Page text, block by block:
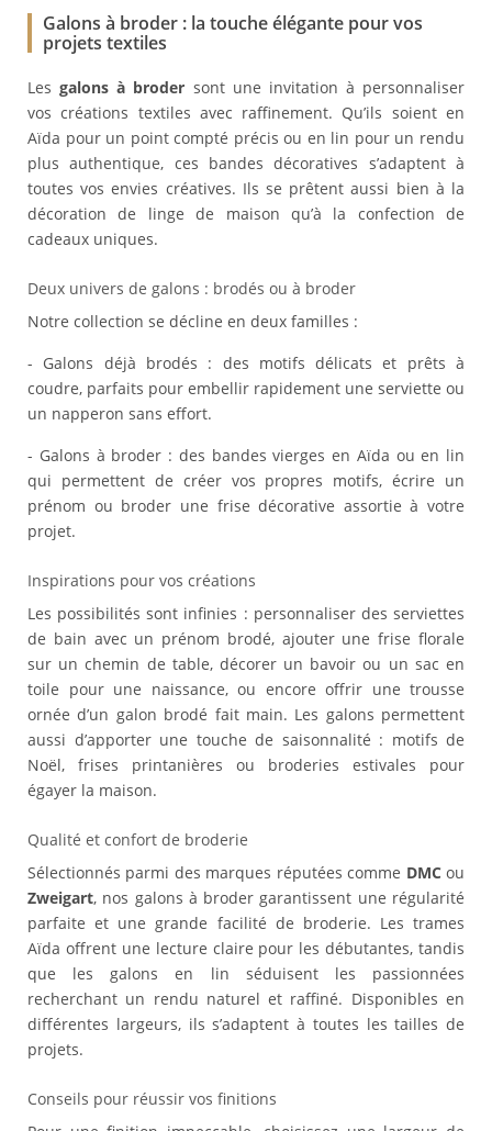
Galons à broder : la touche élégante pour vos
projets textiles
Lesgalons à broder sont une invitation à personnaliser
vos créations textiles avec raffinement. Qu’ils soient en
Aïda pour un point compté précis ou en lin pour un rendu
plus authentique, ces bandes décoratives s’adaptent à
toutes vos envies créatives. Ils se prêtent aussi bien à la
décoration de linge de maison qu’à la confection de
cadeaux uniques.
Deux univers de galons : brodés ou à broder
Notre collection se décline en deux familles :
- Galons déjà brodés : des motifs délicats et prêts à
coudre, parfaits pour embellir rapidement une serviette ou
un napperon sans effort.
- Galons à broder : des bandes vierges en Aïda ou en lin
qui permettent de créer vos propres motifs, écrire un
prénom ou broder une frise décorative assortie à votre
projet.
Inspirations pour vos créations
Les possibilités sont infinies : personnaliser des serviettes
de bain avec un prénom brodé, ajouter une frise florale
sur un chemin de table, décorer un bavoir ou un sac en
toile pour une naissance, ou encore offrir une trousse
ornée d’un galon brodé fait main. Les galons permettent
aussi d’apporter une touche de saisonnalité : motifs de
Noël, frises printanières ou broderies estivales pour
égayer la maison.
Qualité et confort de broderie
Sélectionnés parmi des marques réputées comme DMCou
Zweigart, nos galons à broder garantissent une régularité
parfaite et une grande facilité de broderie. Les trames
Aïda offrent une lecture claire pour les débutantes, tandis
que les galons en lin séduisent les passionnées
recherchant un rendu naturel et raffiné. Disponibles en
différentes largeurs, ils s’adaptent à toutes les tailles de
projets.
Conseils pour réussir vos finitions